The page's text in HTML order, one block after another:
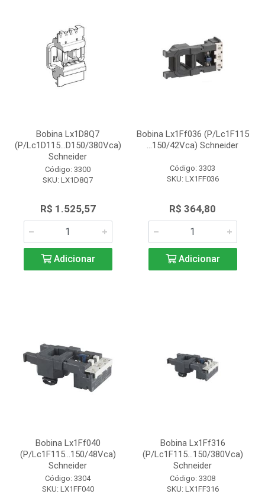
Bobina Lx1D8Q7
(P/Lc1D115...D150/380Vca)
Schneider
Código: 3300
SKU: LX1D8Q7
R$ 1.525,57
Adicionar
Bobina Lx1Ff036 (P/Lc1F115
...150/42Vca) Schneider
Código: 3303
SKU: LX1FF036
R$ 364,80
Adicionar
Bobina Lx1Ff040
(P/Lc1F115...150/48Vca)
Schneider
Código: 3304
SKU: LX1FF040
Bobina Lx1Ff316
(P/Lc1F115...150/380Vca)
Schneider
Código: 3308
SKU: LX1FF316